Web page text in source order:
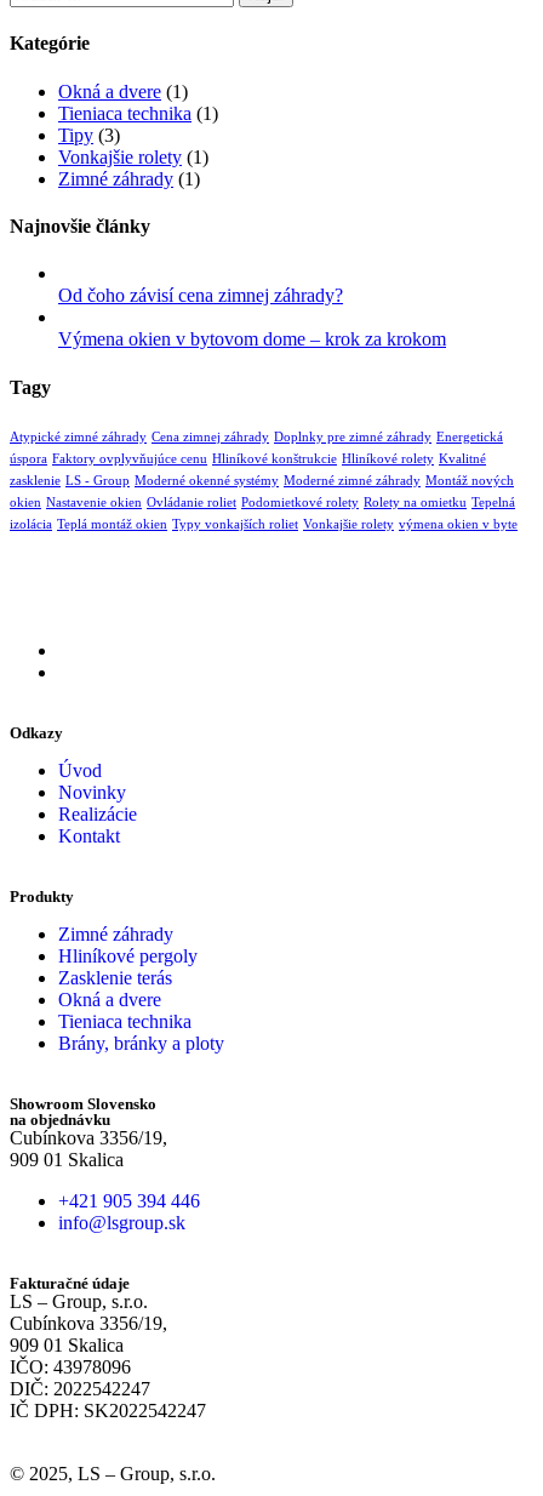
Kategórie
Okná a dvere (1)
Tieniaca technika (1)
Tipy (3)
Vonkajšie rolety (1)
Zimné záhrady (1)
Najnovšie články
Od čoho závisí cena zimnej záhrady?
Výmena okien v bytovom dome – krok za krokom
Tagy
Atypické zimné záhrady Cena zimnej záhrady Doplnky pre zimné záhrady Energetická
úspora Faktory ovplyvňujúce cenu Hliníkové konštrukcie Hliníkové rolety Kvalitné
zasklenie LS - Group Moderné okenné systémy Moderné zimné záhrady Montáž nových
okien Nastavenie okien Ovládanie roliet Podomietkové rolety Rolety na omietku Tepelná
izolácia Teplá montáž okien Typy vonkajších roliet Vonkajšie rolety výmena okien v byte
Odkazy
Úvod
Novinky
Realizácie
Kontakt
Produkty
Zimné záhrady
Hliníkové pergoly
Zasklenie terás
Okná a dvere
Tieniaca technika
Brány, bránky a ploty
Showroom Slovensko
na objednávku
Cubínkova 3356/19,
909 01 Skalica
+421 905 394 446
info@lsgroup.sk
Fakturačné údaje
LS – Group, s.r.o.
Cubínkova 3356/19,
909 01 Skalica
IČO: 43978096
DIČ: 2022542247
IČ DPH: SK2022542247
© 2025, LS – Group, s.r.o.